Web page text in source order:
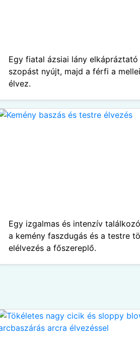
Egy fiatal ázsiai lány elkápráztató
szopást nyújt, majd a férfi a
élvez.
Egy izgalmas és intenzív
a kemény faszdugás és a testre
elélvezés a főszereplő.